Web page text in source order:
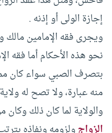
إجازة الولى أو إذنه .‏
ويجرى فقه الإمامين
نحو هذه الأحكام أما فقه
بتصرف الصبي سواء كان
منه عبارة، ولا تصح له
والولاية لما كان ذلك